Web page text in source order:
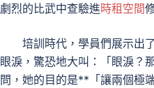
劇烈的比武中查驗進時租空間
培訓時代，學員們展示出
眼淚，驚恐地大叫：「眼淚？
問，她的目的是**「讓兩個極